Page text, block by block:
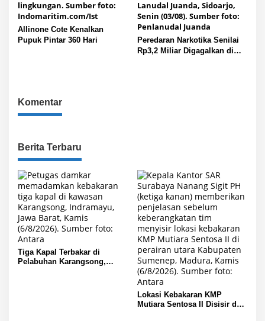
Allinone Cote Kenalkan
Pupuk Pintar 360 Hari
Peredaran Narkotika Senilai
Rp3,2 Miliar Digagalkan di
Komentar
Berita Terbaru
Tiga Kapal Terbakar di
Pelabuhan Karangsong,
Lokasi Kebakaran KMP
Mutiara Sentosa II Disisir dari